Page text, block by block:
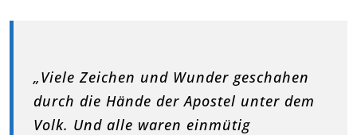
„Viele Zeichen und Wunder geschahen
durch die Hände der Apostel unter dem
Volk. Und alle waren einmütig